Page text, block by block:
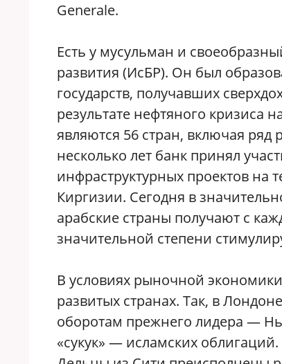
Generale.
Есть у мусульман и
развития (ИсБР). Он был
государств, получавших
результате нефтяного кризиса
являются 56 стран, включая
несколько лет банк принял
инфраструктурных проектов на
Киргизии. Сегодня в
арабские страны получают с
значительной степени
В условиях рыночной
развитых странах. Так, в
оборотам прежнего лидера —
«сукук» — исламских